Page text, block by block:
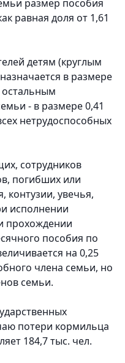
размер пособия
равная доля от 1,61
детям (круглым
в размере
- в размере 0,41
нетрудоспособных
сотрудников
погибших или
контузии, увечья,
исполнении
прохождении
пособия по
на 0,25
члена семьи, но
семьи.
потери кормильца
184,7 тыс. чел.